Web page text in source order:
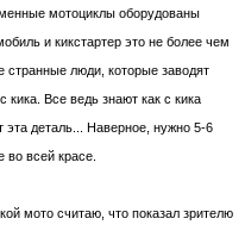
мотоциклы оборудованы
и кикстартер это не более чем
странные люди, которые заводят
кика. Все ведь знают как с кика
эта деталь... Наверное, нужно 5-6
во всей красе.
мото считаю, что показал зрителю